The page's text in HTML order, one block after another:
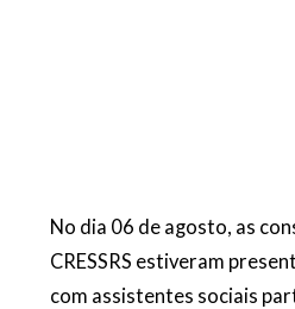
No dia 06 de agosto, as
CRESSRS estiveram
com assistentes sociais